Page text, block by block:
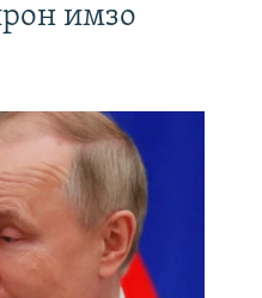
имзо